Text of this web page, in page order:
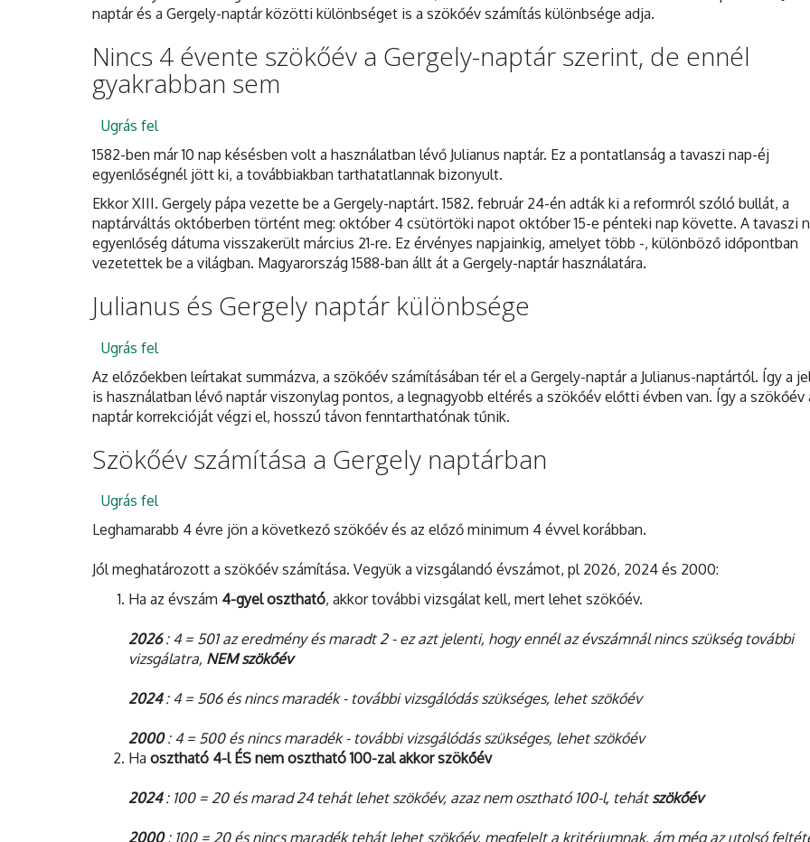
naptár és a Gergely-naptár közötti különbséget is a szökőév számítás különbsége adja.
Nincs 4 évente szökőév a Gergely-naptár szerint, de ennél
gyakrabban sem
Ugrás fel
1582-ben már 10 nap késésben volt a használatban lévő Julianus naptár. Ez a pontatlanság a tavaszi nap-éj
egyenlőségnél jött ki, a továbbiakban tarthatatlannak bizonyult.
Ekkor XIII. Gergely pápa vezette be a Gergely-naptárt. 1582. február 24-én adták ki a reformról szóló bullát, a
naptárváltás októberben történt meg: október 4 csütörtöki napot október 15-e pénteki nap követte. A tavaszi
egyenlőség dátuma visszakerült március 21-re. Ez érvényes napjainkig, amelyet több -, különböző időpontban
vezetettek be a világban. Magyarország 1588-ban állt át a Gergely-naptár használatára.
Julianus és Gergely naptár különbsége
Ugrás fel
Az előzőekben leírtakat summázva, a szökőév számításában tér el a Gergely-naptár a Julianus-naptártól. Így a
is használatban lévő naptár viszonylag pontos, a legnagyobb eltérés a szökőév előtti évben van. Így a szökőév
naptár korrekcióját végzi el, hosszú távon fenntarthatónak tűnik.
Szökőév számítása a Gergely naptárban
Ugrás fel
Leghamarabb 4 évre jön a következő szökőév és az előző minimum 4 évvel korábban.
Jól meghatározott a szökőév számítása. Vegyük a vizsgálandó évszámot, pl 2026, 2024 és 2000:
Ha az évszám 4-gyel osztható, akkor további vizsgálat kell, mert lehet szökőév.
2026: 4 = 501 az eredmény és maradt 2 - ez azt jelenti, hogy ennél az évszámnál nincs szükség további
vizsgálatra, NEM szökőév
2024: 4 = 506 és nincs maradék - további vizsgálódás szükséges, lehet szökőév
2000: 4 = 500 és nincs maradék - további vizsgálódás szükséges, lehet szökőév
Ha osztható 4-l ÉS nem osztható 100-zal akkor szökőév
2024: 100 = 20 és marad 24 tehát lehet szökőév, azaz nem osztható 100-l, tehátszökőév
2000: 100 = 20 és nincs maradék tehát lehet szökőév, megfelelt a kritériumnak, ám még az utolsó